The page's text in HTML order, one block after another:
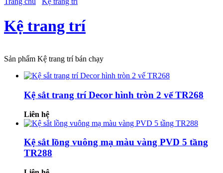
Kệ trang trí
Sản phẩm Kệ trang trí bán chạy
Kệ sắt trang trí Decor hình tròn 2 vế TR268
Liên hệ
Kệ sắt lồng vuông mạ màu vàng PVD 5 tầng
TR288